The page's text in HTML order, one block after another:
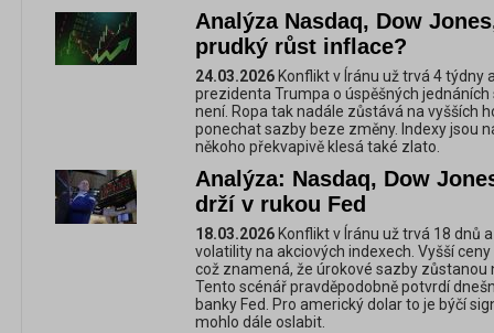
Analýza Nasdaq, Dow
prudký růst inflace?
24.03.2026 Konflikt v Íránu už trvá 4 týdny
prezidenta Trumpa o úspěšných
není. Ropa tak nadále zůstává na vyšších
ponechat sazby beze změny. Indexy jsou
někoho překvapivě klesá také zlato.
Analýza: Nasdaq, Dow
drží v rukou Fed
18.03.2026 Konflikt v Íránu už trvá 18 dnů
volatility na akciových indexech. Vyšší
což znamená, že úrokové sazby zůstanou
Tento scénář pravděpodobně potvrdí
banky Fed. Pro americký dolar to je býčí
mohlo dále oslabit.